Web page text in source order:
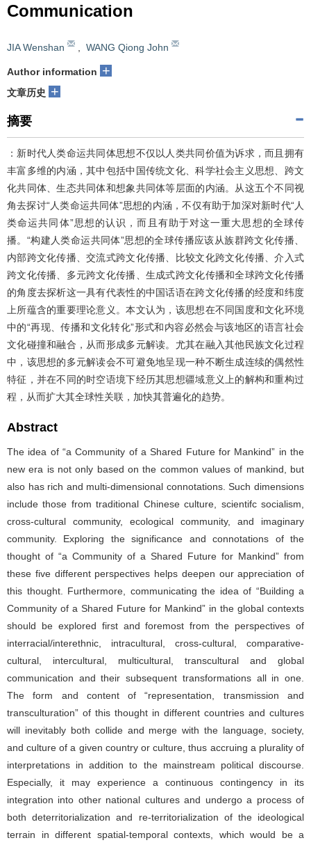
Communication
JIA Wenshan WANG Qiong John
Author information +
文章历史 +
摘要
：新时代人类命运共同体思想不仅以人类共同价值为诉求，而且拥有
丰富多维的内涵，其中包括中国传统文化、科学社会主义思想、跨文
化共同体、生态共同体和想象共同体等层面的内涵。从这五个不同视
角去探讨“人类命运共同体”思想的内涵，不仅有助于加深对新时代“人
类命运共同体”思想的认识，而且有助于对这一重大思想的全球传
播。“构建人类命运共同体”思想的全球传播应该从族群跨文化传播、
内部跨文化传播、交流式跨文化传播、比较文化跨文化传播、介入式
跨文化传播、多元跨文化传播、生成式跨文化传播和全球跨文化传播
的角度去探析这一具有代表性的中国话语在跨文化传播的经度和纬度
上所蕴含的重要理论意义。本文认为，该思想在不同国度和文化环境
中的“再现、传播和文化转化”形式和内容必然会与该地区的语言社会
文化碰撞和融合，从而形成多元解读。尤其在融入其他民族文化过程
中，该思想的多元解读会不可避免地呈现一种不断生成连续的偶然性
特征，并在不同的时空语境下经历其思想疆域意义上的解构和重构过
程，从而扩大其全球性关联，加快其普遍化的趋势。
Abstract
The idea of “a Community of a Shared Future for Mankind” in the
new era is not only based on the common values of mankind, but
also has rich and multi-dimensional connotations. Such dimensions
include those from traditional Chinese culture, scientifc socialism,
cross-cultural community, ecological community, and imaginary
community. Exploring the significance and connotations of the
thought of “a Community of a Shared Future for Mankind” from
these five different perspectives helps deepen our appreciation of
this thought. Furthermore, communicating the idea of “Building a
Community of a Shared Future for Mankind” in the global contexts
should be explored first and foremost from the perspectives of
interracial/interethnic, intracultural, cross-cultural, comparative-
cultural, intercultural, multicultural, transcultural and global
communication and their subsequent transformations all in one.
The form and content of “representation, transmission and
transculturation” of this thought in different countries and cultures
will inevitably both collide and merge with the language, society,
and culture of a given country or culture, thus accruing a plurality of
interpretations in addition to the mainstream political discourse.
Especially, it may experience a continuous contingency in its
integration into other national cultures and undergo a process of
both deterritorialization and re-territorialization of the ideological
terrain in different spatial-temporal contexts, which would be a